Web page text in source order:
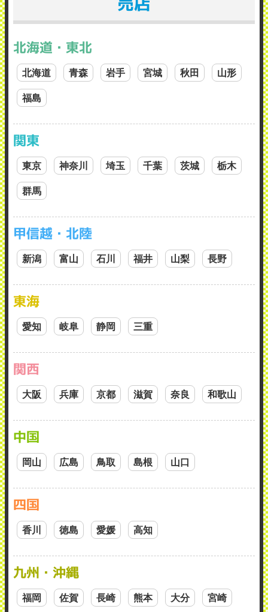
北海道・東北
北海道 青森 岩手 宮城 秋田 山形
福島
関東
東京 神奈川 埼玉 千葉 茨城 栃木
群馬
甲信越・北陸
新潟 富山 石川 福井 山梨 長野
東海
愛知 岐阜 静岡 三重
関西
大阪 兵庫 京都 滋賀 奈良 和歌山
中国
岡山 広島 鳥取 島根 山口
四国
香川 徳島 愛媛 高知
九州・沖縄
福岡 佐賀 長崎 熊本 大分 宮崎